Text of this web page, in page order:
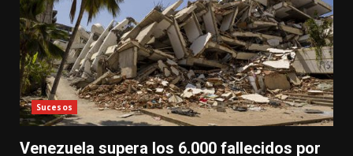
Sucesos
Venezuela supera los 6.000 fallecidos por